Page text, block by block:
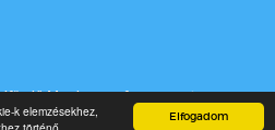
Elfogadom
k elemzésekhez,
Minden jog fenntartva!